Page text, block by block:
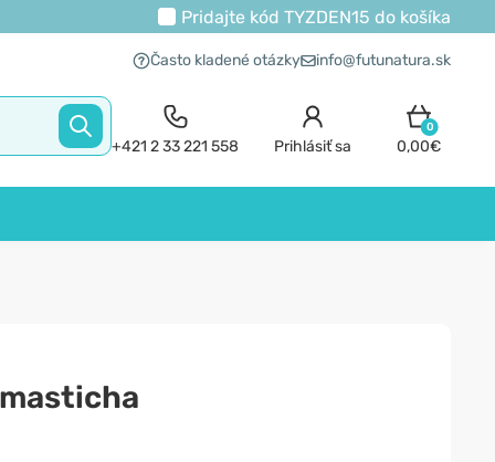
Pridajte kód TYZDEN15 do košíka
Často kladené otázky info@futunatura.sk
+421 2 33 221 558 Prihlásiť sa
0
0,00€